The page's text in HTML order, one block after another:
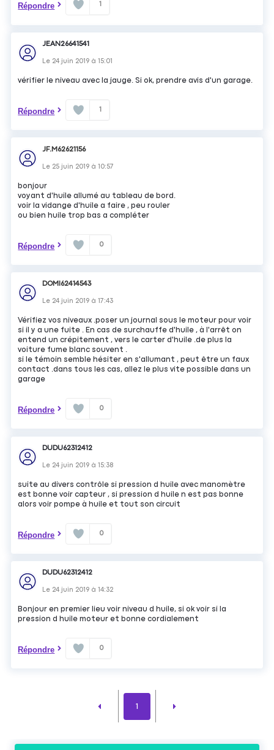
Répondre 1
JEAN26641541
Le 24 juin 2019 à15:01
vérifier le niveau avec la jauge. Si ok, prendre avis d'un garage.
Répondre 1
JF.M62621156
Le 25 juin 2019 à10:57
bonjour
voyant d'huile allumé au tableau de bord.
voir la vidange d'huile a faire , peu rouler
ou bien huile trop bas a compléter
Répondre 0
DOMI62414543
Le 24 juin 2019 à17:43
Vérifiez vos niveaux .poser un journal sous le moteur pour voir
si il y a une fuite . En cas de surchauffe d'huile , à l'arrêt on
entend un crépitement , vers le carter d'huile .de plus la
voiture fume blanc souvent .
si le témoin semble hésiter en s'allumant , peut être un faux
contact .dans tous les cas, allez le plus vite possible dans un
garage
Répondre 0
DUDU62312412
Le 24 juin 2019 à15:38
suite au divers contrôle si pression d huile avec manomètre
est bonne voir capteur , si pression d huile n est pas bonne
alors voir pompe à huile et tout son circuit
Répondre 0
DUDU62312412
Le 24 juin 2019 à14:32
Bonjour en premier lieu voir niveau d huile, si ok voir si la
pression d huile moteur et bonne cordialement
Répondre 0
1